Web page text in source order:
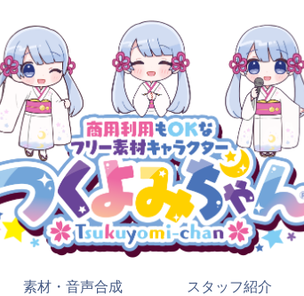
素材・音声合成
スタッフ紹介